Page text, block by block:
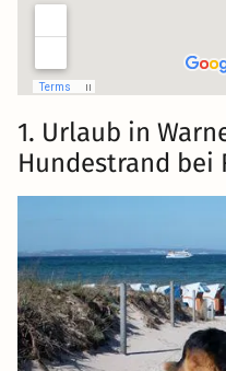
1. Urlaub in
Hundestrand bei